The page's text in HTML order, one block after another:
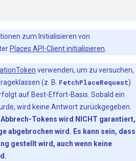
zum Initialisieren von
Places API-Client initialisieren
verwenden, um zu versuchen,
(z. B. FetchPlaceRequest)
auf Best-Effort-Basis. Sobald ein
wird keine Antwort zurückgegeben.
Tokens wird NICHT garantiert,
abgebrochen wird. Es kann sein, dass
gestellt wird, auch wenn keine